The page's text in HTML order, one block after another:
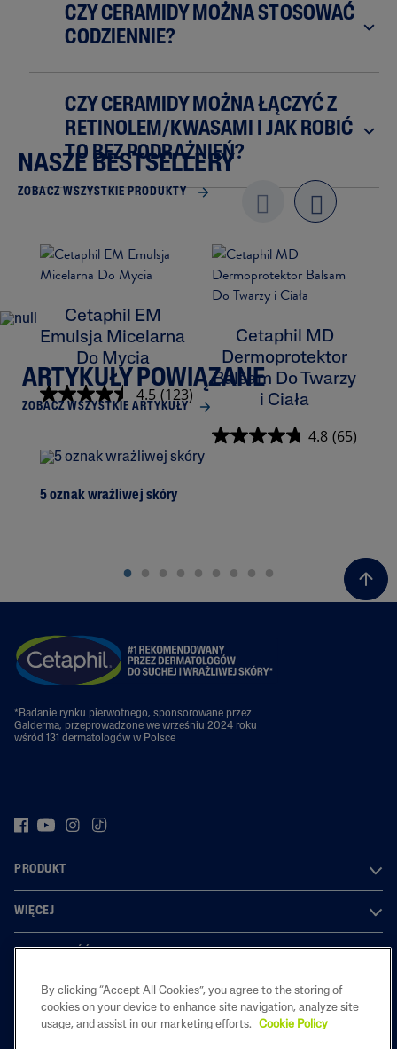
CZY CERAMIDY MOŻNA STOSOWAĆ
CODZIENNIE?
CZY CERAMIDY MOŻNA ŁĄCZYĆ Z
RETINOLEM/KWASAMI I JAK ROBIĆ
TO BEZ PODRAŻNIEŃ?
NASZE BESTSELLERY
ZOBACZ WSZYSTKIE PRODUKTY
next
Cetaphil EM
Emulsja Micelarna
Do Mycia
4.5 (123)
Cetaphil MD
Dermoprotektor
Balsam Do Twarzy
i Ciała
4.8 (65)
ARTYKUŁY POWIĄZANE
ZOBACZ WSZYSTKIE ARTYKUŁY
5 oznak wrażliwej skóry
*Badanie rynku pierwotnego, sponsorowane przez
Galderma, przeprowadzone we wrześniu 2024 roku
wśród 131 dermatologów w Polsce
PRODUKT
WIĘCEJ
PRYWATNOŚĆ
2023 Galderma laboratories, L.P. Poland. All rights reserved. All
By clicking “Accept All Cookies”, you agree to the storing of
cookies on your device to enhance site navigation, analyze site
usage, and assist in our marketing efforts.
Cookie Policy